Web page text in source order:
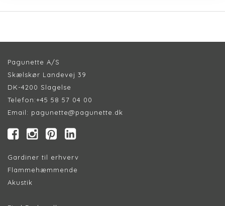
Pagunette A/S
Skælskør Landevej 39
DK-4200 Slagelse
Telefon:+45 58 57 04 00
Email: pagunette@pagunette.dk
Gardiner til erhverv
Flammehæmmende
Akustik